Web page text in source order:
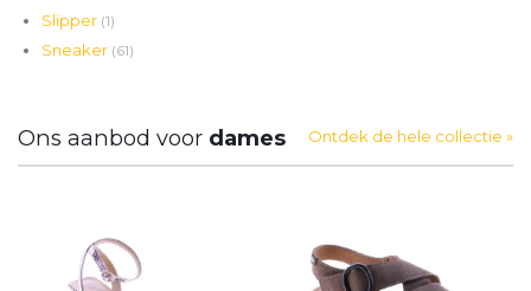
Slipper (1)
Sneaker (61)
Ons aanbod voor dames Ontdek de hele collectie »